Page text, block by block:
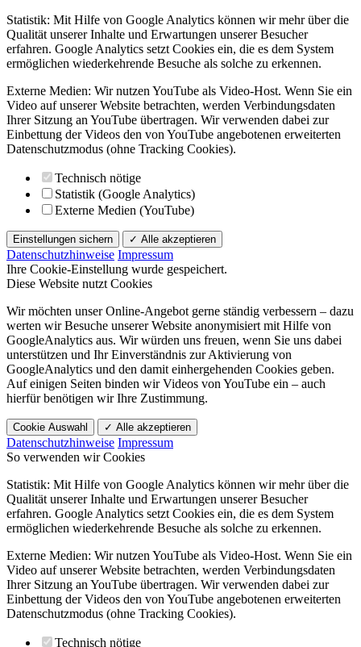
Statistik: Mit Hilfe von Google Analytics können wir mehr über die
Qualität unserer Inhalte und Erwartungen unserer Besucher
erfahren. Google Analytics setzt Cookies ein, die es dem System
ermöglichen wiederkehrende Besuche als solche zu erkennen.
Externe Medien: Wir nutzen YouTube als Video-Host. Wenn Sie ein
Video auf unserer Website betrachten, werden Verbindungsdaten
Ihrer Sitzung an YouTube übertragen. Wir verwenden dabei zur
Einbettung der Videos den von YouTube angebotenen erweiterten
Datenschutzmodus (ohne Tracking Cookies).
Technisch nötige
Statistik (Google Analytics)
Externe Medien (YouTube)
Einstellungen sichern ✓ Alle akzeptieren
Datenschutzhinweise Impressum
Ihre Cookie-Einstellung wurde gespeichert.
Diese Website nutzt Cookies
Wir möchten unser Online-Angebot gerne ständig verbessern – dazu
werten wir Besuche unserer Website anonymisiert mit Hilfe von
GoogleAnalytics aus. Wir würden uns freuen, wenn Sie uns dabei
unterstützen und Ihr Einverständnis zur Aktivierung von
GoogleAnalytics und den damit einhergehenden Cookies geben.
Auf einigen Seiten binden wir Videos von YouTube ein – auch
hierfür benötigen wir Ihre Zustimmung.
Cookie Auswahl ✓ Alle akzeptieren
Datenschutzhinweise Impressum
So verwenden wir Cookies
Statistik: Mit Hilfe von Google Analytics können wir mehr über die
Qualität unserer Inhalte und Erwartungen unserer Besucher
erfahren. Google Analytics setzt Cookies ein, die es dem System
ermöglichen wiederkehrende Besuche als solche zu erkennen.
Externe Medien: Wir nutzen YouTube als Video-Host. Wenn Sie ein
Video auf unserer Website betrachten, werden Verbindungsdaten
Ihrer Sitzung an YouTube übertragen. Wir verwenden dabei zur
Einbettung der Videos den von YouTube angebotenen erweiterten
Datenschutzmodus (ohne Tracking Cookies).
Technisch nötige